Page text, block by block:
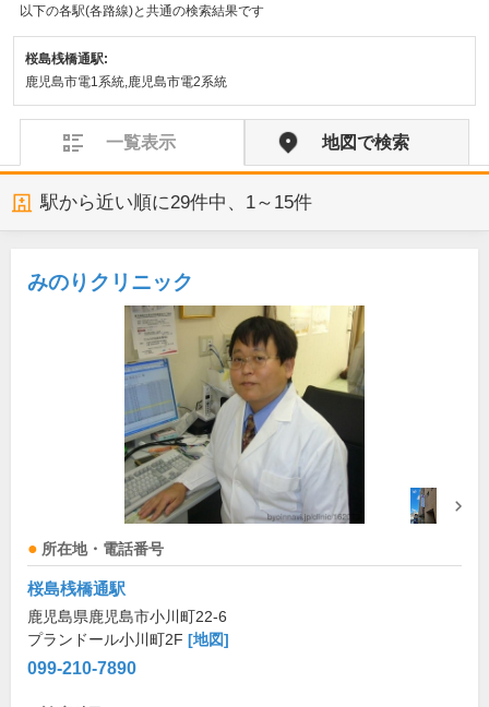
以下の各駅(各路線)と共通の検索結果です
桜島桟橋通駅:
鹿児島市電1系統,鹿児島市電2系統
一覧表示 地図で検索
駅から近い順に29件中、 1～15件
みのりクリニック
所在地・電話番号
桜島桟橋通駅
鹿児島県鹿児島市小川町22-6
プランドール小川町2F [地図]
099-210-7890